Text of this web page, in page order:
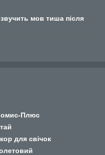
мов тиша після
Плюс
для свічок